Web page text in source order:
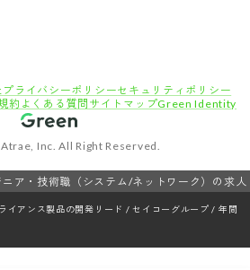
プライバシーポリシーセキュリティポリシー
約 よくある質問 サイトマップGreen Identity
Inc. All Right Reserved.
ニア・技術職（システム/ネットワーク）の求人
イアンス製品の開発リード / セイコーグループ / 年間